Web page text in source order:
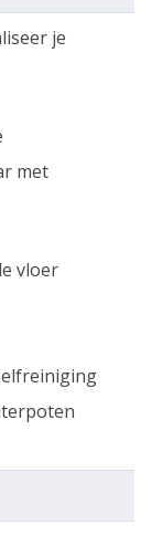
je
met
vloer